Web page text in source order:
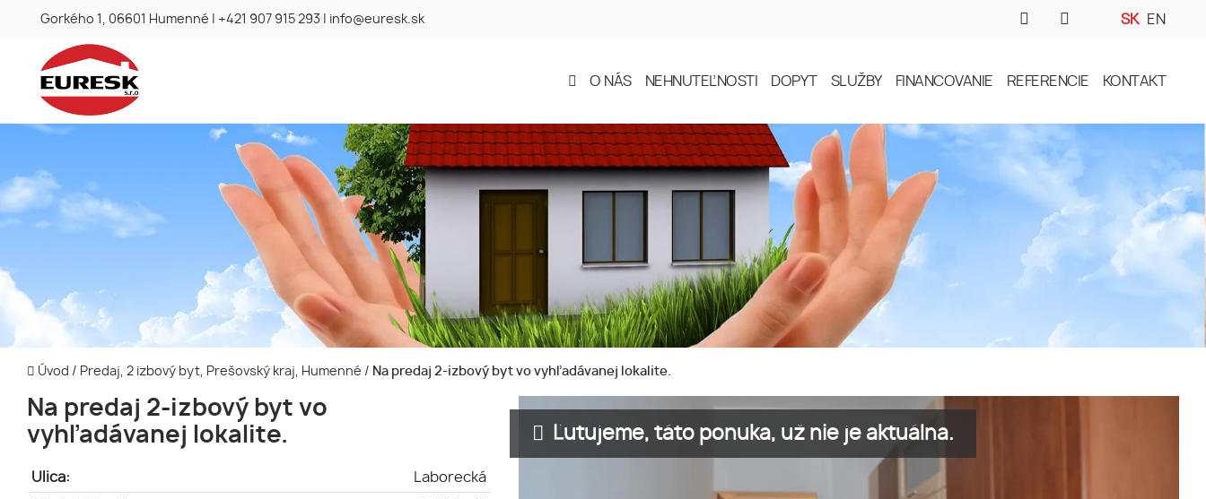
Gorkého 1, 06601 Humenné +421 907 915 293 info@euresk.sk SK EN
O NÁS NEHNUTEĽNOSTI DOPYT SLUŽBY FINANCOVANIE REFERENCIE KONTAKT
Úvod / Predaj, 2 izbový byt, Prešovský kraj, Humenné / Na predaj 2-izbový byt vo vyhľadávanej lokalite.
Na predaj 2-izbový byt vo
vyhľadávanej lokalite.
Ulica: Laborecká
Ľutujeme, táto ponuka, už nie je aktuálna.